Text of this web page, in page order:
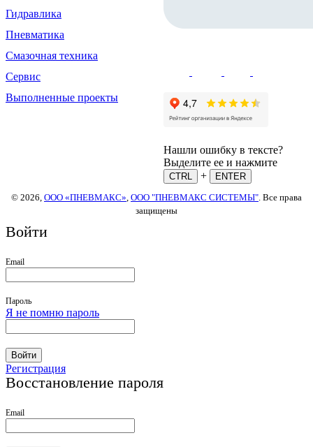
Гидравлика
Пневматика
Смазочная техника
Сервис
Выполненные проекты
Нашли ошибку в тексте?
Выделите ее и нажмите
CTRL +
ENTER
© 2026, ООО «ПНЕВМАКС», ООО "ПНЕВМАКС СИСТЕМЫ". Все права
защищены
Войти
Email
Пароль
Я не помню пароль
Войти
Регистрация
Восстановление пароля
Email